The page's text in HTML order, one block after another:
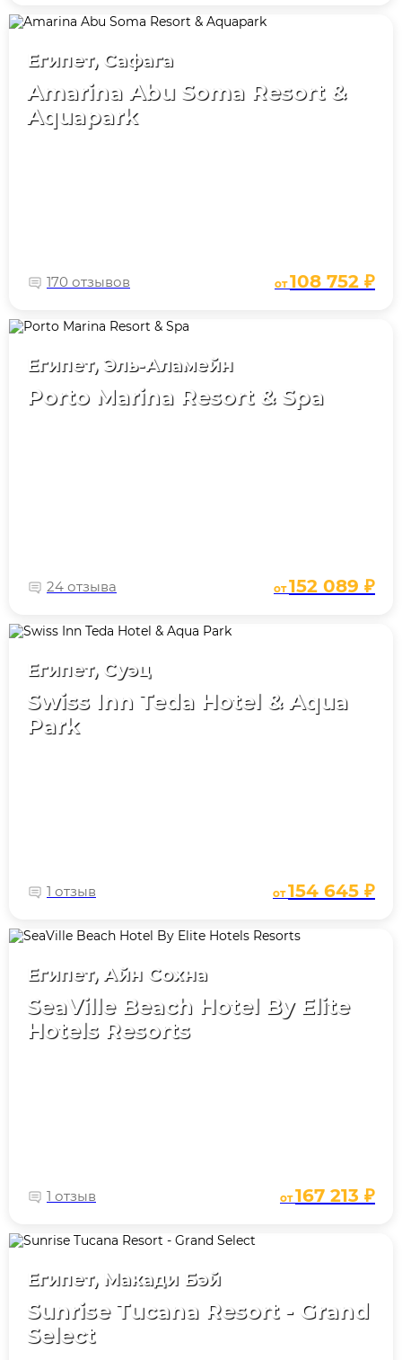
Египет, Сафага
Amarina Abu Soma Resort &
Aquapark
170 отзывов от108 752 ₽
Египет, Эль-Аламейн
Porto Marina Resort & Spa
24 отзыва от152 089 ₽
Египет, Суэц
Swiss Inn Teda Hotel & Aqua
Park
1 отзыв от154 645 ₽
Египет, Айн Сохна
SeaVille Beach Hotel By Elite
Hotels Resorts
1 отзыв от167 213 ₽
Египет, Макади Бэй
Sunrise Tucana Resort - Grand
Select